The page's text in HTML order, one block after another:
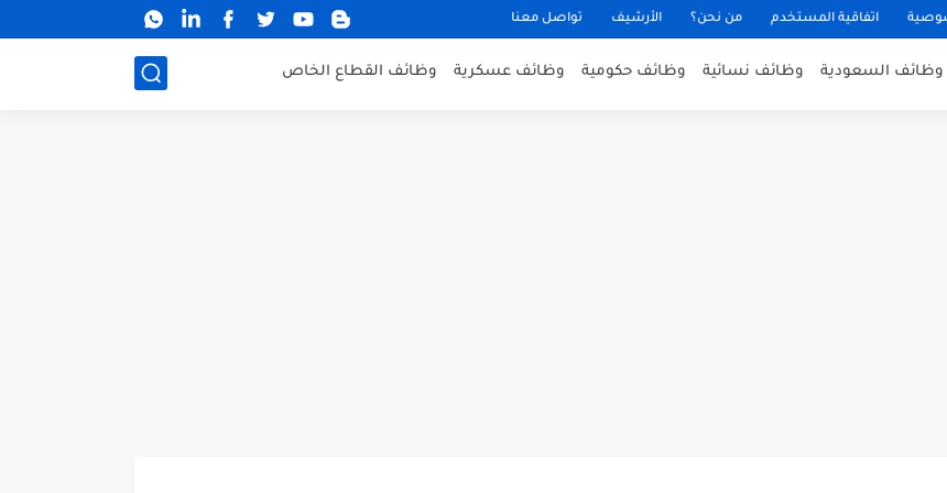
اتفاقية المستخدم من نحن؟ الأرشيف تواصل معنا
وظائف السعودية وظائف نسائية وظائف حكومية وظائف عسكرية وظائف القطاع الخاص